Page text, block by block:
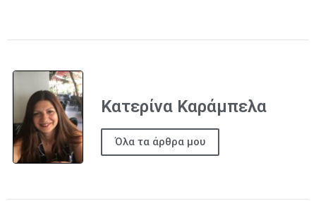
Κατερίνα Καράμπελα
Όλα τα άρθρα μου